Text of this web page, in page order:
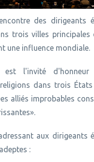
des dirigeants
trois villes principales
une influence mondiale.
est l'invité d'honneur
dans trois États
alliés improbables
aux dirigeants
: